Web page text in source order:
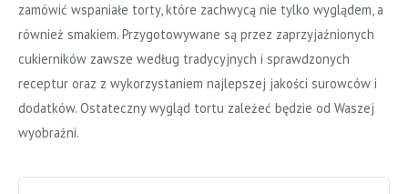
zamówić wspaniałe torty, które zachwycą nie tylko wyglądem, a
również smakiem. Przygotowywane są przez zaprzyjaźnionych
cukierników zawsze według tradycyjnych i sprawdzonych
receptur oraz z wykorzystaniem najlepszej jakości surowców i
dodatków. Ostateczny wygląd tortu zależeć będzie od Waszej
wyobraźni.